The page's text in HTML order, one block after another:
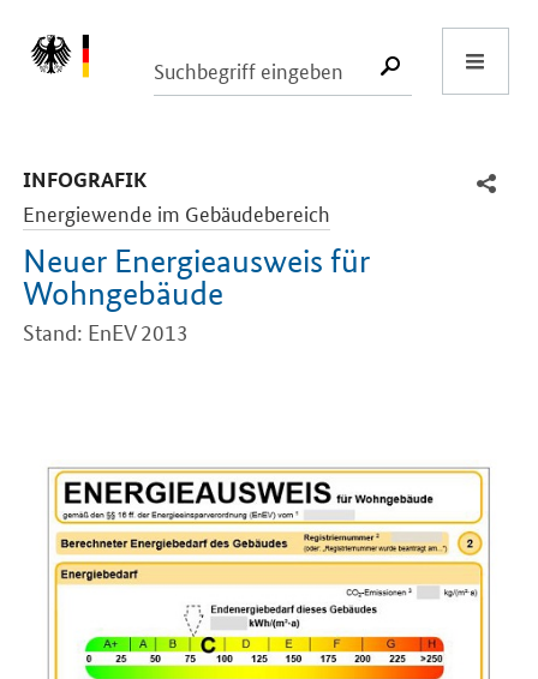
SUCHE
INFOGRAFIK
Energiewende im Gebäudebereich
Neuer Energieausweis für
Wohngebäude
Stand: EnEV 2013